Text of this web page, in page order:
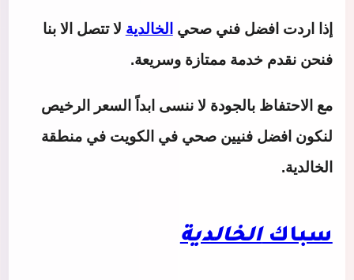
إذا اردت افضلفني صحي الخالدية لا تتصل الا بنا
فنحن نقدم خدمة ممتازة وسريعة.
مع الاحتفاظ بالجودة لا ننسى ابداً السعر الرخيص
لنكون افضل فنيين صحي في الكويت في منطقة
الخالدية.
سباكالخالدية